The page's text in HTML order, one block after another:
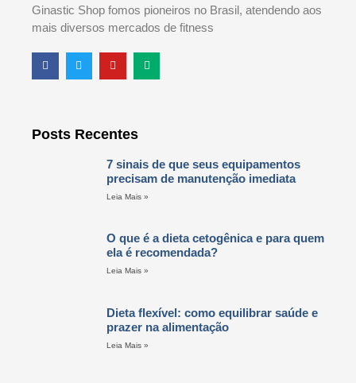
Ginastic Shop fomos pioneiros no Brasil, atendendo aos
mais diversos mercados de fitness
Posts Recentes
7 sinais de que seus equipamentos
precisam de manutenção imediata
Leia Mais »
O que é a dieta cetogênica e para quem
ela é recomendada?
Leia Mais »
Dieta flexível: como equilibrar saúde e
prazer na alimentação
Leia Mais »